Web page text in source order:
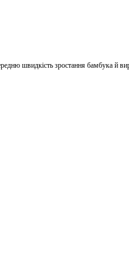
швидкість зростання бамбука й